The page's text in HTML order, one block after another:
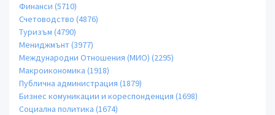
Финанси (5710)
Счетоводство (4876)
Туризъм (4790)
Мениджмънт (3977)
Международни Отношения (МИО) (2295)
Макроикономика (1918)
Публична администрация (1879)
Бизнес комуникации и кореспонденция (1698)
Социална политика (1674)